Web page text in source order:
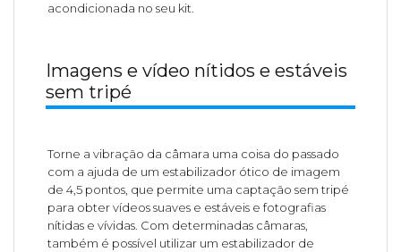
acondicionada no seu kit.
Imagens e vídeo nítidos e estáveis
sem tripé
Torne a vibração da câmara uma coisa do passado
com a ajuda de um estabilizador ótico de imagem
de 4,5 pontos, que permite uma captação sem tripé
para obter vídeos suaves e estáveis e fotografias
nítidas e vívidas. Com determinadas câmaras,
também é possível utilizar um estabilizador de